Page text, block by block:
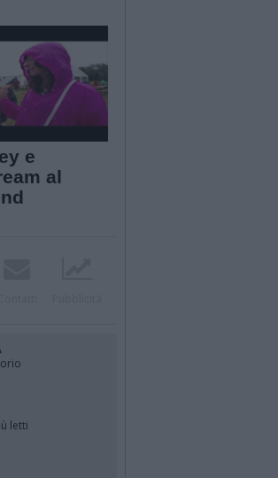
e
al
letti